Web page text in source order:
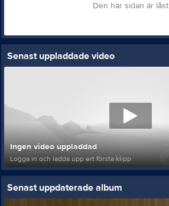
Den här sidan är låst
Senast uppladdade video
Ingen video uppladdad
Logga in och ladda upp ert första klipp
Senast uppdaterade album